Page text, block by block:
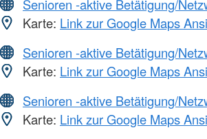
Senioren -aktive Betätigung/
Karte: Link zur Google Maps
Senioren -aktive Betätigung/
Karte: Link zur Google Maps
Senioren -aktive Betätigung/
Karte: Link zur Google Maps